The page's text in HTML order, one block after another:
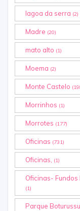
lagoa da serra (2)
Madre (20)
mato alto (1)
Moema (2)
Monte Castelo
Morrinhos (1)
Morrotes (177)
Oficinas (731)
Oficinas, (1)
Oficinas- Fundos
(1)
Parque Boturussu